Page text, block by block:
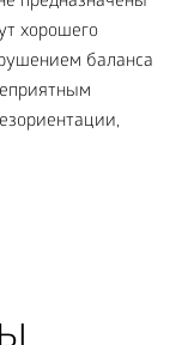
хорошего
баланса